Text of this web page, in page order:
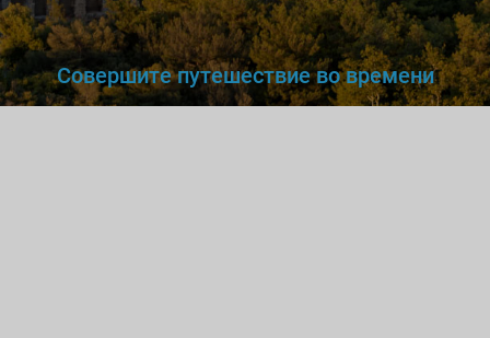
Совершите путешествие во времени